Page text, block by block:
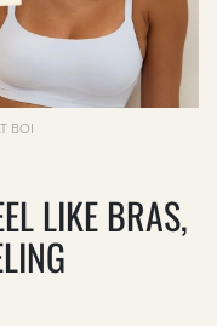
BOI
LIKE BRAS,